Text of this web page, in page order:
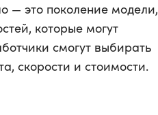
— это поколение модели,
которые могут
смогут выбирать
скорости и стоимости.